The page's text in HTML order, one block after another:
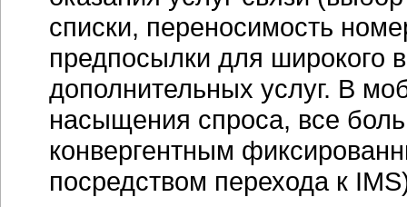
списки, переносимость
предпосылки для широкого
дополнительных услуг. В
насыщения спроса, все
конвергентным
посредством перехода к